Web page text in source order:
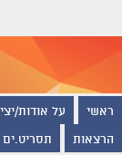
ראשי על אודות/
הרצאות תסריט.ים